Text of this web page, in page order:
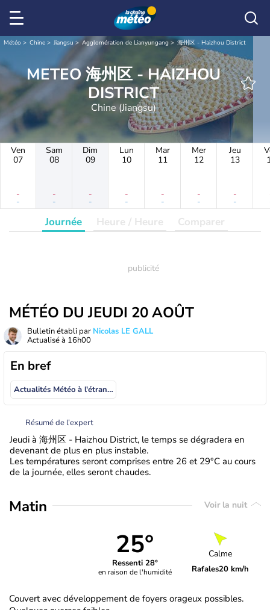
Météo Chine Jiangsu Agglomération de Lianyungang 海州区 - Haizhou District
METEO 海州区 - HAIZHOU
DISTRICT
Chine (Jiangsu)
Ven
07
-
-
Sam
08
-
-
Dim
09
-
-
Lun
10
-
-
Mar
11
-
-
Mer
12
-
-
Jeu
13
-
-
Journée Heure / Heure Comparer
MÉTÉO DU JEUDI 20 AOÛT
Bulletin établi par Nicolas LE GALL
Actualisé à 16h00
En bref
Actualités Météo à l'étranger
Résumé de l’expert
Jeudi à 海州区 - Haizhou District, le temps se dégradera en
devenant de plus en plus instable.
Les températures seront comprises entre 26 et 29°C au cours
de la journée, elles seront chaudes.
Matin Voir la nuit
25°
Ressenti 28°
en raison de l'humidité
Calme
Rafales20 km/h
Couvert avec développement de foyers orageux possibles.